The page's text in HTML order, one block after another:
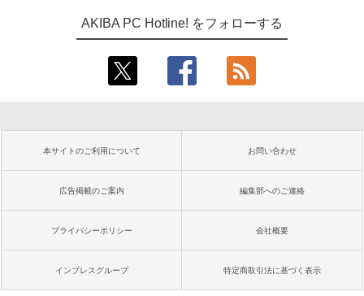
AKIBA PC Hotline! をフォローする
本サイトのご利用について お問い合わせ
広告掲載のご案内 編集部へのご連絡
プライバシーポリシー 会社概要
インプレスグループ 特定商取引法に基づく表示